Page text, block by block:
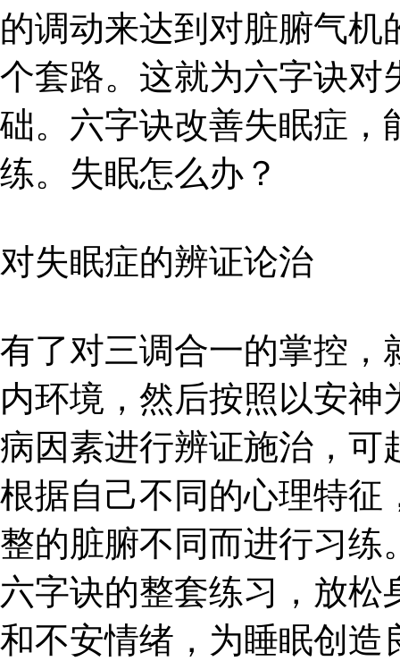
的调动来达到对脏腑气
个套路。这就为六字诀对
础。六字诀改善失眠症，
练。失眠怎么办？
对失眠症的辨证论治
有了对三调合一的掌控，
内环境，然后按照以安
病因素进行辨证施治，可
根据自己不同的心理特征
整的脏腑不同而进行习练
六字诀的整套练习，放
和不安情绪，为睡眠创造